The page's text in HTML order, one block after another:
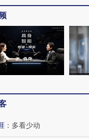
的吸金
？： 多看少动